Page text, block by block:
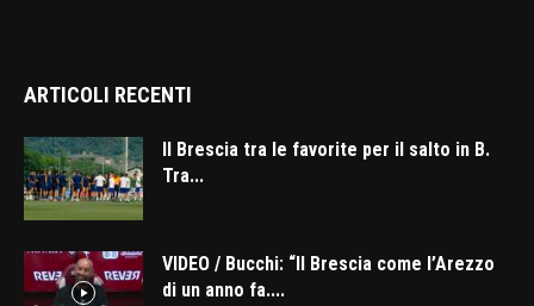
ARTICOLI RECENTI
Il Brescia tra le favorite per il salto in B.
Tra...
VIDEO / Bucchi: “Il Brescia come l’Arezzo
di un anno fa....